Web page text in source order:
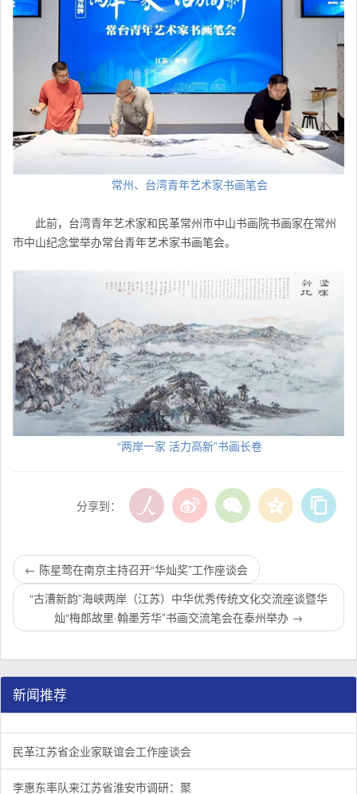
常州、 台湾青年艺术家书画笔会
此前，台湾青年艺术家和民革常州市中山书画院书画家在常州
市中山纪念堂举办常台青年艺术家书画笔会。
“两岸一家 活力高新”书画长卷
分享到：
← 陈星莺在南京主持召开“华灿奖”工作座谈会
“古漕新韵”海峡两岸（江苏）中华优秀传统文化交流座谈暨华
灿“梅郎故里·翰墨芳华”书画交流笔会在泰州举办 →
新闻推荐
民革江苏省企业家联谊会工作座谈会在宁召开
1/3 李惠东率队来江苏省淮安市调研：聚焦民革党员之家建设管
2/3 民革江苏省委召开“主题教育活动” 领导班子民主生活会
3/3
民革江苏省企业家联谊会工作座谈会
李惠东率队来江苏省淮安市调研：聚